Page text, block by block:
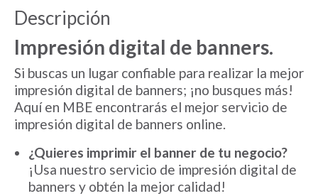
Descripción
Impresión digital de banners.
Si buscas un lugar confiable para realizar la mejor
impresión digital de banners; ¡no busques más!
Aquí en MBE encontrarás el mejor servicio de
impresión digital de banners online.
¿Quieres imprimir el banner de tu negocio?
¡Usa nuestro servicio de impresión digital de
banners y obtén la mejor calidad!